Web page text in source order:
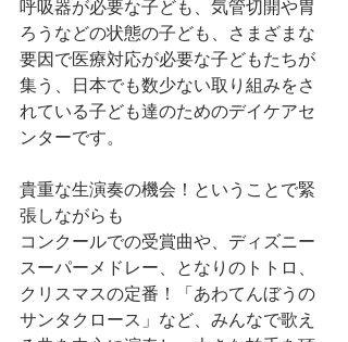
呼吸器が必要な子ども、気管切開や胃
ろうなどの状態の子ども、さまざまな
要因で医療対応が必要な子どもたちが
集う、日本でも数少ない取り組みをさ
れている子ども達のためのデイケアセ
ンターです。
貴重な生演奏の機会！ということで緊
張しながらも
コンクールでの受賞曲や、ディズニー
スーパーメドレー、となりのトトロ、
クリスマスの定番！「あわてんぼうの
サンタクロース」など、みんなで歌え